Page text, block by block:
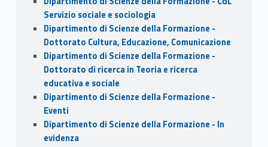
Servizio sociale e sociologia
Dipartimento di Scienze della Formazione -
Dottorato Cultura, Educazione, Comunicazione
Dipartimento di Scienze della Formazione -
Dottorato di ricerca in Teoria e ricerca
educativa e sociale
Dipartimento di Scienze della Formazione -
Eventi
Dipartimento di Scienze della Formazione - In
evidenza